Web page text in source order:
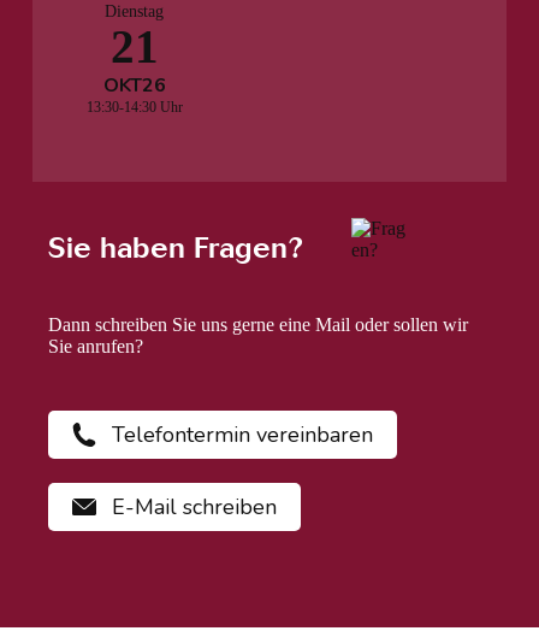
Dienstag
21
OKT26
13:30-14:30 Uhr
Sie haben Fragen?
Dann schreiben Sie uns gerne eine Mail oder sollen wir
Sie anrufen?
Telefontermin vereinbaren
E-Mail schreiben